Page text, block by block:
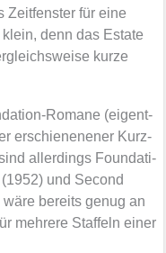
Zeit­fens­ter für eine
denn das Estate
kur­ze
Roma­ne (eigent­
erschie­nen­e­n­er Kurz­
aller­dings Foun­da­ti­
und Second
bereits genug an
meh­re­re Staf­feln einer